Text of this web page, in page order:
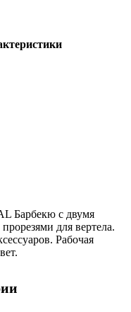
Барбекю с двумя
для вертела.
Рабочая